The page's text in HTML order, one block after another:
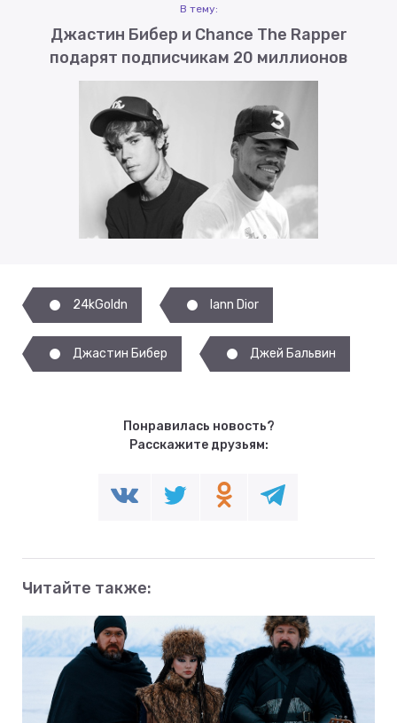
В тему:
Джастин Бибер и Chance The Rapper
подарят подписчикам 20 миллионов
24kGoldn Iann Dior
Джастин Бибер Джей Бальвин
Понравилась новость?
Расскажите друзьям:
Читайте также: